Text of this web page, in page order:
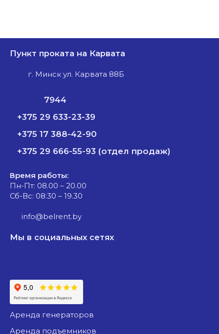
Пункт проката на Карвата
г. Минск ул. Карвата 88Б
7944
+375 29 633-23-39
+375 17 388-42-90
+375 29 666-55-93 (отдел продаж)
Время работы:
Пн-Пт: 08.00 – 20.00
Сб-Вс: 08:30 – 19.30
info@belrent.by
Мы в социальных сетях
аренда генераторов
аренда подъемников